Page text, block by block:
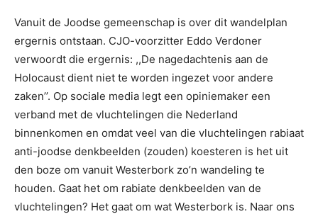
Vanuit de Joodse gemeenschap is over dit wandelplan
ergernis ontstaan. CJO-voorzitter Eddo Verdoner
verwoordt die ergernis: ,,De nagedachtenis aan de
Holocaust dient niet te worden ingezet voor andere
zaken’’. Op sociale media legt een opiniemaker een
verband met de vluchtelingen die Nederland
binnenkomen en omdat veel van die vluchtelingen rabiaat
anti-joodse denkbeelden (zouden) koesteren is het uit
den boze om vanuit Westerbork zo’n wandeling te
houden. Gaat het om rabiate denkbeelden van de
vluchtelingen? Het gaat om wat Westerbork is. Naar ons